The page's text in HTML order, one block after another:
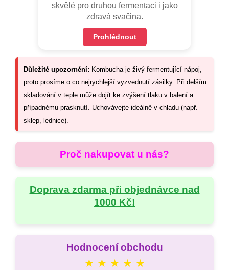
skvělé pro druhou fermentaci i jako
zdravá svačina.
Prohlédnout
Důležité upozornění: Kombucha je živý fermentující nápoj,
proto prosíme o co nejrychlejší vyzvednutí zásilky. Při delším
skladování v teple může dojít ke zvýšení tlaku v balení a
případnému prasknutí. Uchovávejte ideálně v chladu (např.
sklep, lednice).
Proč nakupovat u nás?
Doprava zdarma při objednávce nad
1000 Kč!
Hodnocení obchodu
★ ★ ★ ★ ★